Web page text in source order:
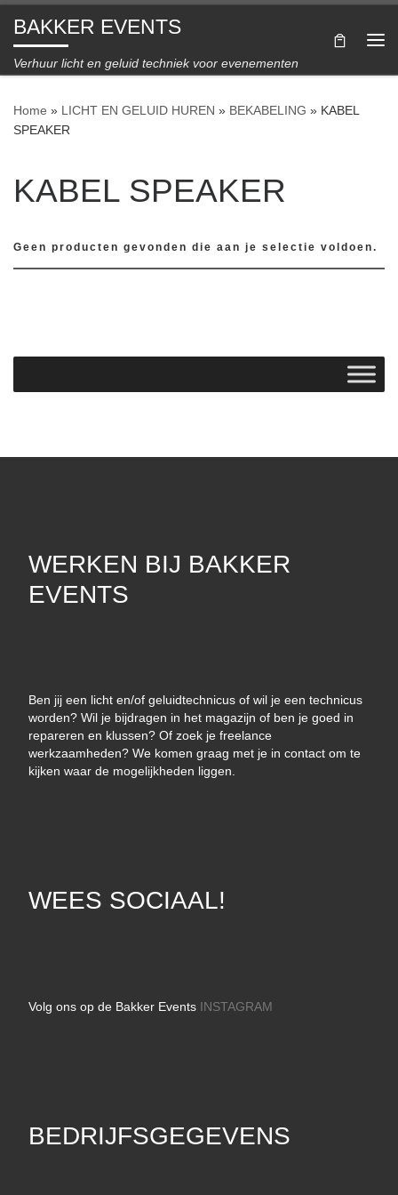
Ga naar inhoud
BAKKER EVENTS
Verhuur licht en geluid techniek voor evenementen
Home » LICHT EN GELUID HUREN » BEKABELING » KABEL
SPEAKER
KABEL SPEAKER
Geen producten gevonden die aan je selectie voldoen.
WERKEN BIJ BAKKER
EVENTS
Ben jij een licht en/of geluidtechnicus of wil je een technicus
worden? Wil je bijdragen in het magazijn of ben je goed in
repareren en klussen? Of zoek je freelance
werkzaamheden? We komen graag met je in contact om te
kijken waar de mogelijkheden liggen.
WEES SOCIAAL!
Volg ons op de Bakker Events INSTAGRAM
BEDRIJFSGEGEVENS